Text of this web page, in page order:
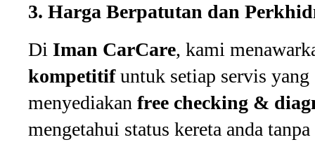
3. Harga Berpatutan dan
Di Iman CarCare, kami
kompetitifuntuk setiap servis
menyediakan free checking &
mengetahui status kereta anda